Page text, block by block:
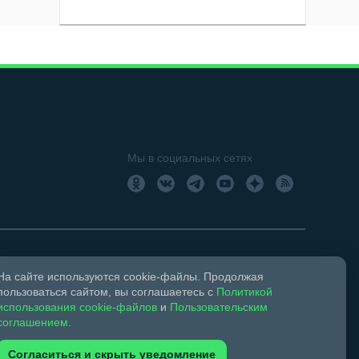
Мы в социальных сетях
о регистрации СМИ ЭЛ № ФС 77 –
праве и смежных правах.
18+
сайте используются cookie-файлы. Продолжая
сайтом, вы соглашаетесь с Политикой
cookie-файлов и Пользовательским
Согласиться и скрыть уведомление